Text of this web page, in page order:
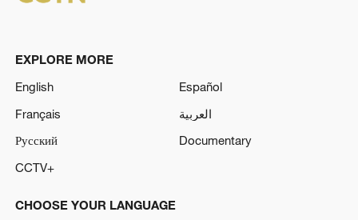
EXPLORE MORE
English
Español
Français
العربية
Русский
Documentary
CCTV+
CHOOSE YOUR LANGUAGE